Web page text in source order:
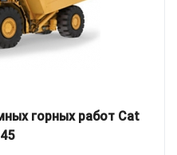
горных работ Cat